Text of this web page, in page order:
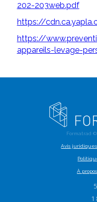
202-203web.pdf
https://
https://
appareils-levage-
Formatrad ©
Avis
À propos
1